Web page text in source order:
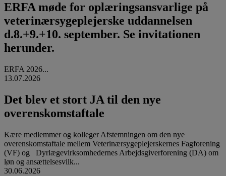
ERFA møde for oplæringsansvarlige på
veterinærsygeplejerske uddannelsen
d.8.+9.+10. september. Se invitationen
herunder.
ERFA 2026...
13.07.2026
Det blev et stort JA til den nye
overenskomstaftale
Kære medlemmer og kolleger Afstemningen om den nye
overenskomstaftale mellem Veterinærsygeplejerskernes Fagforening
(VF) og Dyrlægevirksomhedernes Arbejdsgiverforening (DA) om
løn og ansættelsesvilk...
30.06.2026